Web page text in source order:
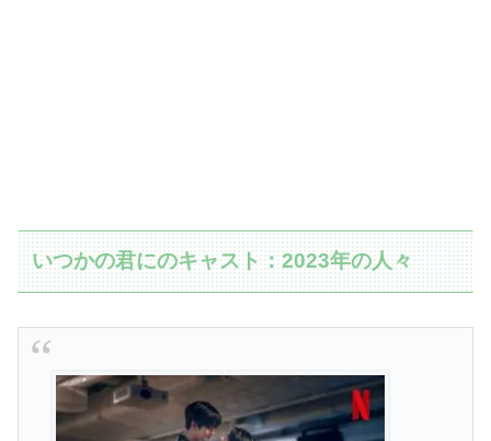
いつかの君にのキャスト：2023年の人々